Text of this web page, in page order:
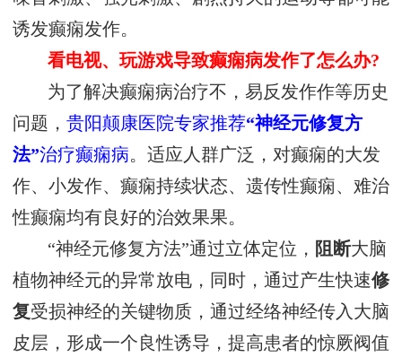
诱发癫痫发作。
看电视、玩游戏导致癫痫病发作了怎么办?
为了解决癫痫病治疗不，易反发作作等历史
问题， 贵阳颠康医院专家推荐“神经元修复方
法”治疗癫痫病。适应人群广泛，对癫痫的大发
作、小发作、癫痫持续状态、遗传性癫痫、难治
性癫痫均有良好的治效果果。
“神经元修复方法”通过立体定位， 阻断大脑
植物神经元的异常放电，同时，通过产生快速修
复受损神经的关键物质，通过经络神经传入大脑
皮层，形成一个良性诱导，提高患者的惊厥阀值